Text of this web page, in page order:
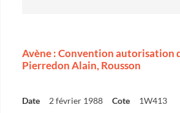
Avène : Convention autorisation
Pierredon Alain, Rousson
Date 2 février 1988 Cote 1W413